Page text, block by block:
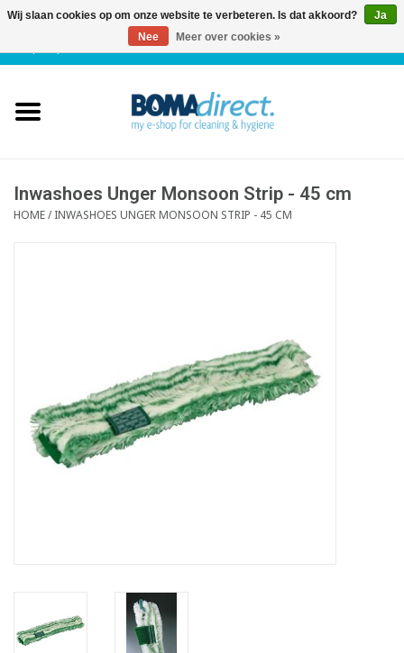
Klantenservice
Inwashoes Unger Monsoon Strip - 45 cm
HOME/INWASHOES UNGER MONSOON STRIP - 45 CM
Wij slaan cookies op om onze website te verbeteren. Is dat akkoord?
Ja
Nee
Meer over cookies »